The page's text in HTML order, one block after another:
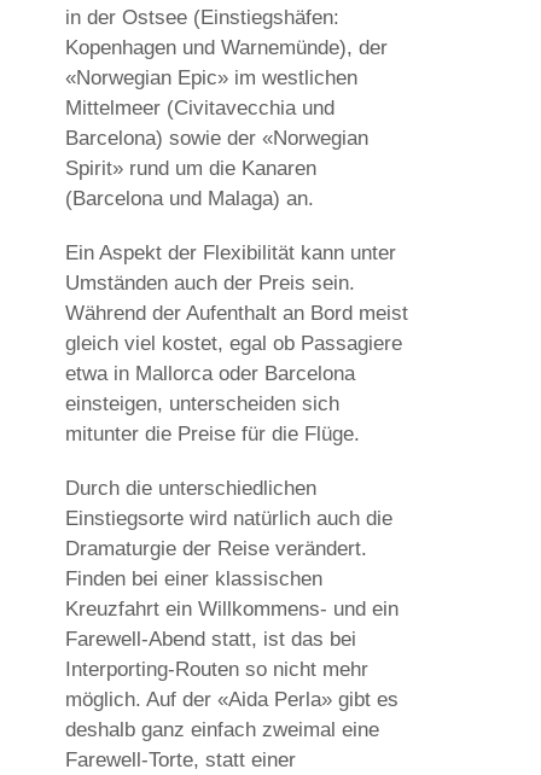
in der Ostsee (Einstiegshäfen:
Kopenhagen und Warnemünde), der
«Norwegian Epic» im westlichen
Mittelmeer (Civitavecchia und
Barcelona) sowie der «Norwegian
Spirit» rund um die Kanaren
(Barcelona und Malaga) an.
Ein Aspekt der Flexibilität kann unter
Umständen auch der Preis sein.
Während der Aufenthalt an Bord meist
gleich viel kostet, egal ob Passagiere
etwa in Mallorca oder Barcelona
einsteigen, unterscheiden sich
mitunter die Preise für die Flüge.
Durch die unterschiedlichen
Einstiegsorte wird natürlich auch die
Dramaturgie der Reise verändert.
Finden bei einer klassischen
Kreuzfahrt ein Willkommens- und ein
Farewell-Abend statt, ist das bei
Interporting-Routen so nicht mehr
möglich. Auf der «Aida Perla» gibt es
deshalb ganz einfach zweimal eine
Farewell-Torte, statt einer